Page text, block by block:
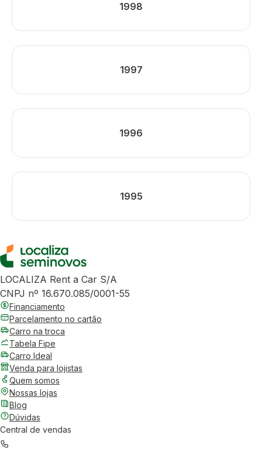
1998
1997
1996
1995
LOCALIZA Rent a Car S/A
CNPJ nº 16.670.085/0001-55
Financiamento
Parcelamento no cartão
Carro na troca
Tabela Fipe
Carro Ideal
Venda para lojistas
Quem somos
Nossas lojas
Blog
Dúvidas
Central de vendas